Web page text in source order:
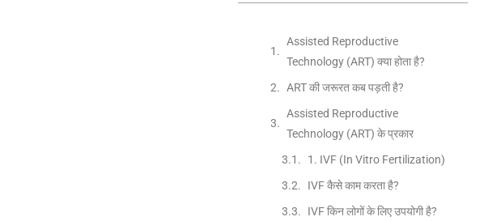
Assisted Reproductive
Technology (ART) क्या होता है?
ART की जरूरत कब पड़ती है?
Assisted Reproductive
Technology (ART) के प्रकार
1. IVF (In Vitro Fertilization)
IVF कैसे काम करता है?
IVF किन लोगों के लिए उपयोगी है?